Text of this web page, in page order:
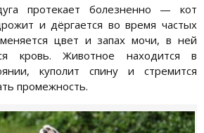
протекает болезненно — кот
и дёргается во время частых
цвет и запах мочи, в ней
кровь. Животное находится в
куполит спину и стремится
промежность.